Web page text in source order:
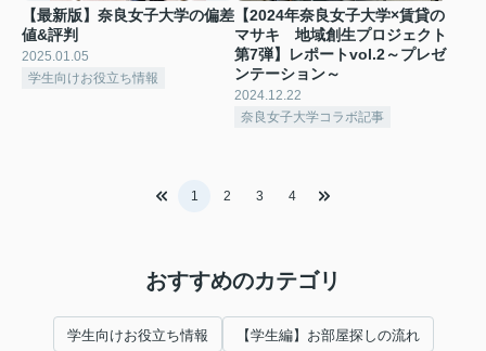
【最新版】奈良女子大学の偏差
値&評判
2025.01.05
学生向けお役立ち情報
【2024年奈良女子大学×賃貸の
マサキ 地域創生プロジェクト
第7弾】レポートvol.2～プレゼ
ンテーション～
2024.12.22
奈良女子大学コラボ記事
1 2 3 4
おすすめのカテゴリ
学生向けお役立ち情報 【学生編】お部屋探しの流れ